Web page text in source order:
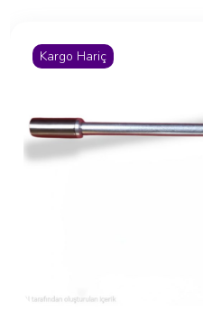
Kargo Hariç